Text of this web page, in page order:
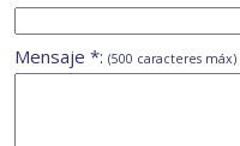
Mensaje *: (500 caracteres máx)